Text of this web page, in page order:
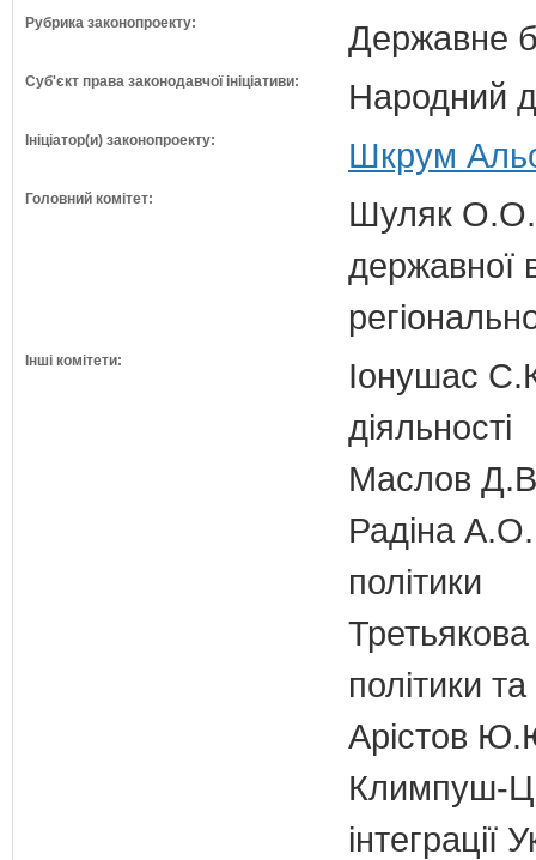
Рубрика законопроекту: Державне
Суб'єкт права законодавчої ініціативи: Народний
Ініціатор(и) законопроекту: Шкрум
Головний комітет:
Шуляк О.О.
державної
Інші комітети:
Іонушас
діяльності
Маслов Д.В.
Радіна А.О.
політики
політики
Арістов
Климпуш-